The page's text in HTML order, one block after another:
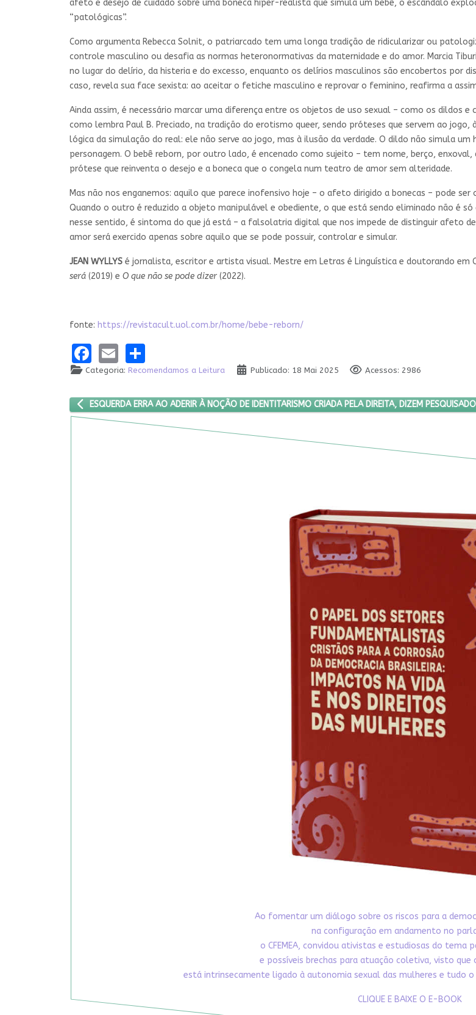
afeto e desejo de cuidado sobre uma boneca hiper-realista que simula um bebê, o escândalo
“patológicas”.
Como argumenta Rebecca Solnit, o patriarcado tem uma longa tradição de ridicularizar ou
controle masculino ou desafia as normas heteronormativas da maternidade e do amor. Marcia
no lugar do delírio, da histeria e do excesso, enquanto os delírios masculinos são encobertos por
caso, revela sua face sexista: ao aceitar o fetiche masculino e reprovar o feminino, reafirma a
Ainda assim, é necessário marcar uma diferença entre os objetos de uso sexual – como os dildos e
como lembra Paul B. Preciado, na tradição do erotismo queer, sendo próteses que servem ao
lógica da simulação do real: ele não serve ao jogo, mas à ilusão da verdade. O dildo não simula
personagem. O bebê reborn, por outro lado, é encenado como sujeito – tem nome, berço,
prótese que reinventa o desejo e a boneca que o congela num teatro de amor sem alteridade.
Mas não nos enganemos: aquilo que parece inofensivo hoje – o afeto dirigido a bonecas – pode
Quando o outro é reduzido a objeto manipulável e obediente, o que está sendo eliminado não é
nesse sentido, é sintoma do que já está – a falsolatria digital que nos impede de distinguir afeto
amor será exercido apenas sobre aquilo que se pode possuir, controlar e simular.
JEAN WYLLYS é jornalista, escritor e artista visual. Mestre em Letras é Linguística e doutorando em
será (2019) e O que não se pode dizer (2022).
fonte: https://revistacult.uol.com.br/home/bebe-reborn/
Facebook
Email
Categoria: Recomendamos a Leitura Publicado: 18 Mai 2025 Acessos: 2986
ARTIGO ANTERIOR: ESQUERDA ERRA AO ADERIR À NOÇÃO DE IDENTITARISMO CRIADA PELA DIREITA,
ESQUERDA ERRA AO ADERIR À NOÇÃO DE IDENTITARISMO CRIADA PELA DIREITA, DIZEM
Ao fomentar um diálogo sobre os riscos para a
na configuração em andamento no
o CFEMEA, convidou ativistas e estudiosas do tema
e possíveis brechas para atuação coletiva, visto que
está intrinsecamente ligado à autonomia sexual das mulheres e tudo
CLIQUE E BAIXE O E-BOOK